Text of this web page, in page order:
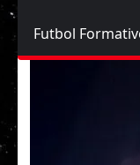
Futbol
20/08/2022